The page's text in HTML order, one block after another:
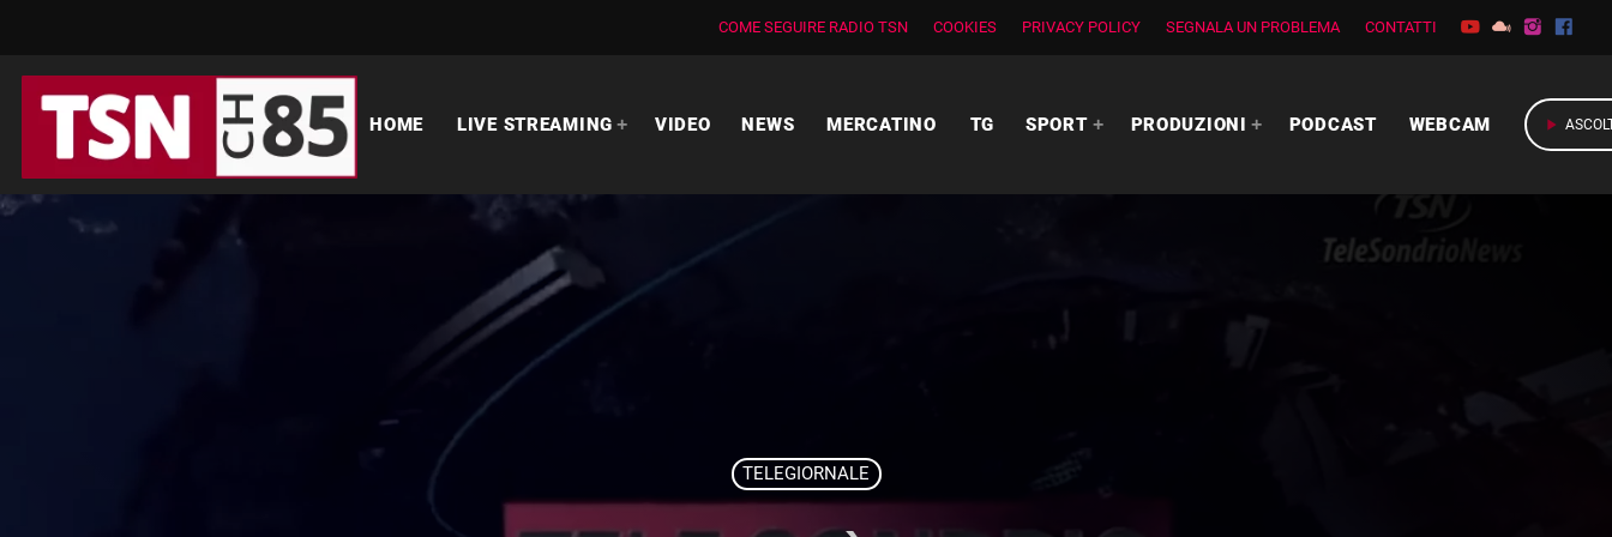
COME SEGUIRE RADIO TSN COOKIES PRIVACY POLICY SEGNALA UN PROBLEMA CONTATTI
HOME LIVE STREAMING VIDEO NEWS MERCATINO TG SPORT PRODUZIONI PODCAST WEBCAM play_arrow
TELEGIORNALE